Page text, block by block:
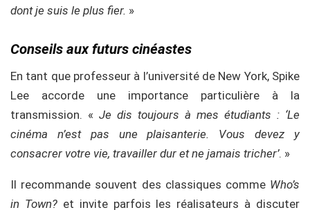
dont je suis le plus fier. »
Conseils aux futurs cinéastes
En tant que professeur à l’université de New York, Spike
Lee accorde une importance particulière à la
transmission. « Je dis toujours à mes étudiants : ‘Le
cinéma n’est pas une plaisanterie. Vous devez y
consacrer votre vie, travailler dur et ne jamais tricher’. »
Il recommande souvent des classiques comme Who’s
in Town?et invite parfois les réalisateurs à discuter